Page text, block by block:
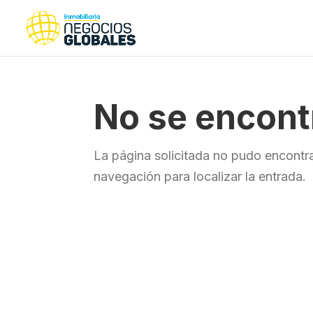
No se
La página solicitada no pudo
navegación para localizar la entrada.